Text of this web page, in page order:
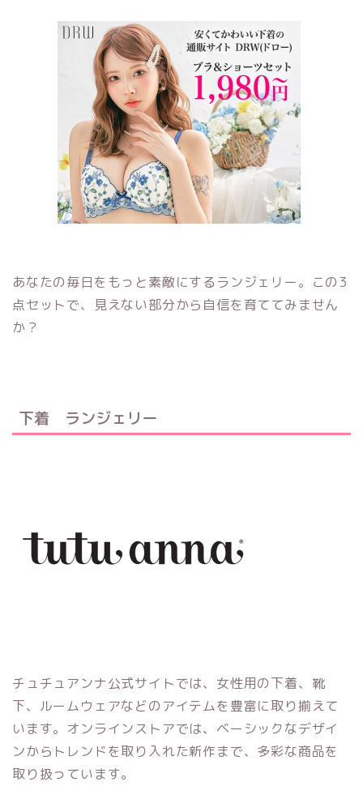
あなたの毎日をもっと素敵にするランジェリー。この3
点セットで、見えない部分から自信を育ててみません
か？
下着 ランジェリー
チュチュアンナ公式サイトでは、女性用の下着、靴
下、ルームウェアなどのアイテムを豊富に取り揃えて
います。オンラインストアでは、ベーシックなデザイ
ンからトレンドを取り入れた新作まで、多彩な商品を
取り扱っています。